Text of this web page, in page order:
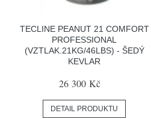
TECLINE PEANUT 21 COMFORT
PROFESSIONAL
(VZTLAK.21KG/46LBS) - ŠEDÝ
KEVLAR
26 300 Kč
DETAIL PRODUKTU